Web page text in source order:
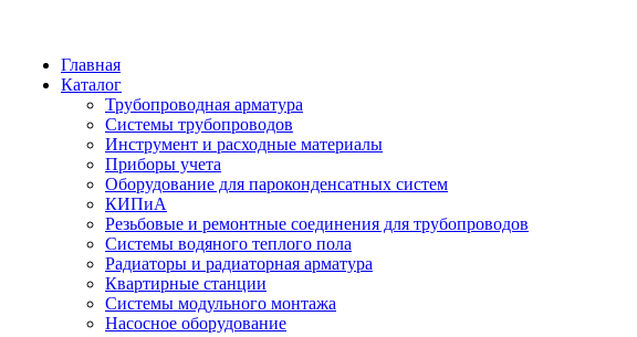
Главная
Каталог
Трубопроводная арматура
Системы трубопроводов
Инструмент и расходные материалы
Приборы учета
Оборудование для пароконденсатных систем
КИПиА
Резьбовые и ремонтные соединения для трубопроводов
Системы водяного теплого пола
Радиаторы и радиаторная арматура
Квартирные станции
Системы модульного монтажа
Насосное оборудование